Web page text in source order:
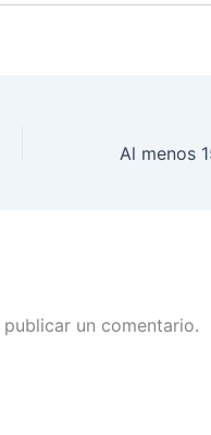
publicar un comentario.